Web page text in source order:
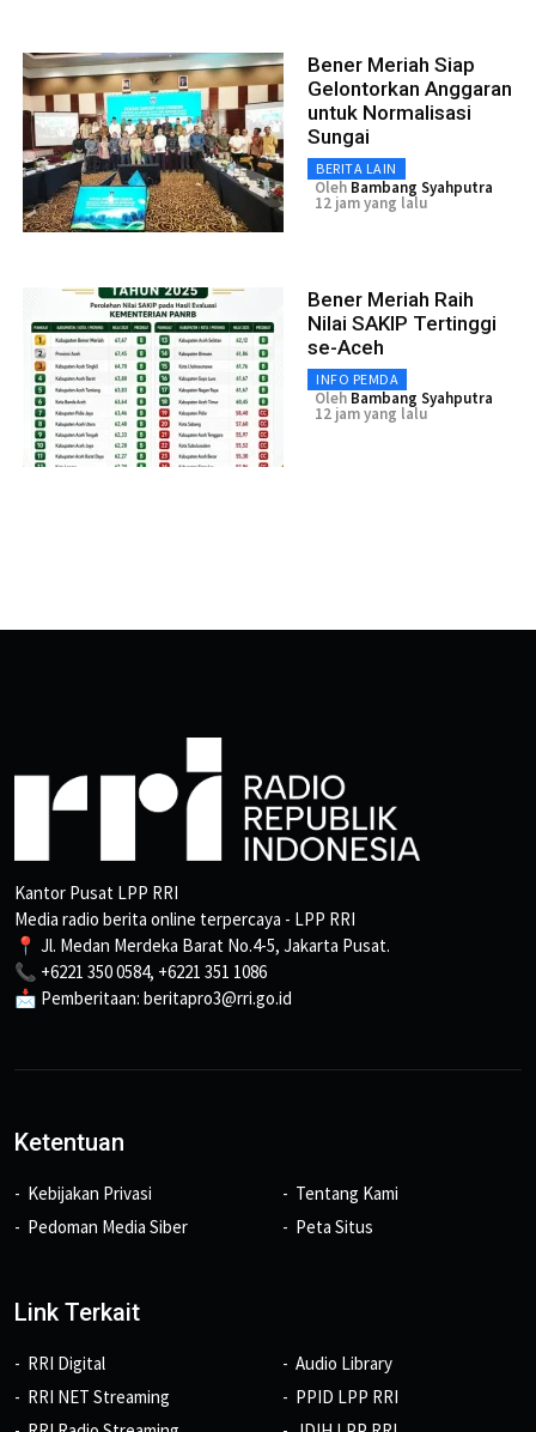
Bener Meriah Siap
Gelontorkan Anggaran
untuk Normalisasi
Sungai
BERITA LAIN
Oleh Bambang Syahputra
12 jam yang lalu
Bener Meriah Raih
Nilai SAKIP Tertinggi
se-Aceh
INFO PEMDA
Oleh Bambang Syahputra
12 jam yang lalu
Kantor Pusat LPP RRI
Media radio berita online terpercaya - LPP RRI
📍 Jl. Medan Merdeka Barat No.4-5, Jakarta Pusat.
📞 +6221 350 0584, +6221 351 1086
📩 Pemberitaan: beritapro3@rri.go.id
Ketentuan
Kebijakan Privasi
Pedoman Media Siber
Tentang Kami
Peta Situs
Link Terkait
RRI Digital
RRI NET Streaming
Audio Library
PPID LPP RRI